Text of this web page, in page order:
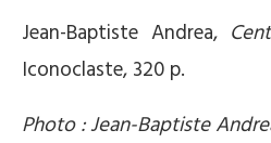
Jean-Baptiste Andrea,
Iconoclaste, 320 p.
Photo : Jean-Baptiste